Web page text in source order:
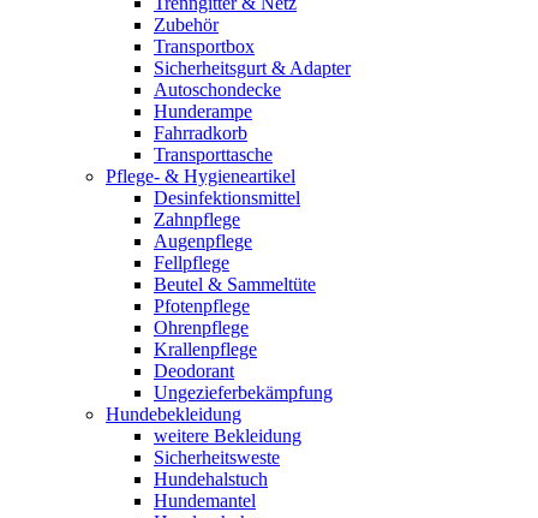
Zubehör
Transportbox
Sicherheitsgurt & Adapter
Autoschondecke
Hunderampe
Fahrradkorb
Transporttasche
Pflege- & Hygieneartikel
Desinfektionsmittel
Zahnpflege
Augenpflege
Fellpflege
Beutel & Sammeltüte
Pfotenpflege
Ohrenpflege
Krallenpflege
Deodorant
Ungezieferbekämpfung
Hundebekleidung
weitere Bekleidung
Sicherheitsweste
Hundehalstuch
Hundemantel